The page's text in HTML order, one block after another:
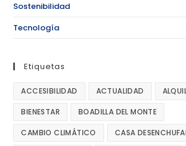
Sostenibilidad
Tecnología
Etiquetas
ACCESIBILIDAD ACTUALIDAD
BIENESTAR BOADILLA DEL MONTE
CAMBIO CLIMÁTICO CASA